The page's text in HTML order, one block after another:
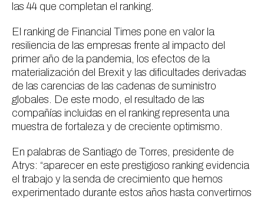
las 44 que completan el ranking.
El ranking de Financial Times pone en valor la
resiliencia de las empresas frente al impacto del
primer año de la pandemia, los efectos de la
materialización del Brexit y las dificultades derivadas
de las carencias de las cadenas de suministro
globales. De este modo, el resultado de las
compañías incluidas en el ranking representa una
muestra de fortaleza y de creciente optimismo.
En palabras de Santiago de Torres, presidente de
Atrys: “aparecer en este prestigioso ranking evidencia
el trabajo y la senda de crecimiento que hemos
experimentado durante estos años hasta convertirnos